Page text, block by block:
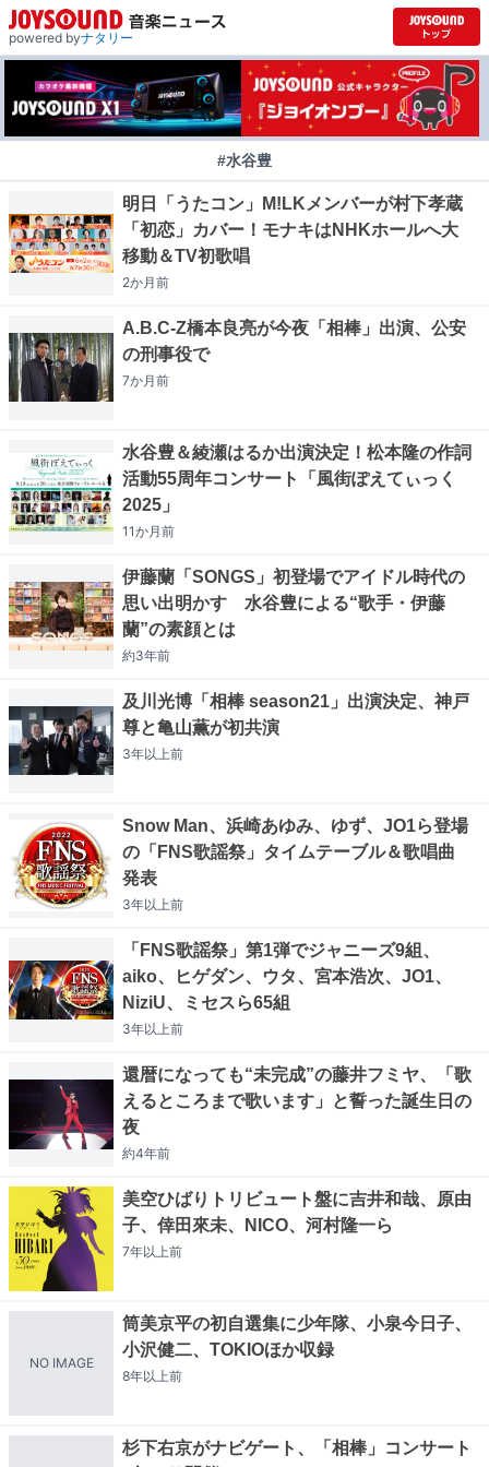
powered byナタリー
#水谷豊
明日「うたコン」M!LKメンバーが村下孝蔵
「初恋」カバー！モナキはNHKホールへ大
移動＆TV初歌唱
2か月前
A.B.C-Z橋本良亮が今夜「相棒」出演、公安
の刑事役で
7か月前
水谷豊＆綾瀬はるか出演決定！松本隆の作詞
活動55周年コンサート「風街ぽえてぃっく
2025」
11か月前
伊藤蘭「SONGS」初登場でアイドル時代の
思い出明かす 水谷豊による“歌手・伊藤
蘭”の素顔とは
約3年前
及川光博「相棒 season21」出演決定、神戸
尊と亀山薫が初共演
3年以上前
Snow Man、浜崎あゆみ、ゆず、JO1ら登場
の「FNS歌謡祭」タイムテーブル＆歌唱曲
発表
3年以上前
「FNS歌謡祭」第1弾でジャニーズ9組、
aiko、ヒゲダン、ウタ、宮本浩次、JO1、
NiziU、ミセスら65組
3年以上前
還暦になっても“未完成”の藤井フミヤ、「歌
えるところまで歌います」と誓った誕生日の
夜
約4年前
美空ひばりトリビュート盤に吉井和哉、原由
子、倖田來未、NICO、河村隆一ら
7年以上前
NO IMAGE
筒美京平の初自選集に少年隊、小泉今日子、
小沢健二、TOKIOほか収録
8年以上前
杉下右京がナビゲート、「相棒」コンサート